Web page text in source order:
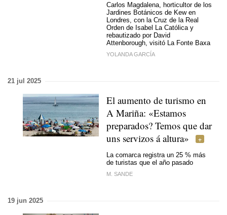
Carlos Magdalena, horticultor de los
Jardines Botánicos de Kew en
Londres, con la Cruz de la Real
Orden de Isabel La Católica y
rebautizado por David
Attenborough, visitó La Fonte Baxa
YOLANDA GARCÍA
21 jul 2025
El aumento de turismo en
A Mariña: «Estamos
preparados? Temos que dar
uns servizos á altura»
La comarca registra un 25 % más
de turistas que el año pasado
M. SANDE
19 jun 2025